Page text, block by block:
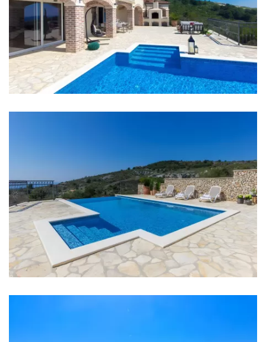
Geschäft: 3 km
Flughafen: 35 km
Autobahn: 35 km
Schlafzimmer 1: Doppelbett: 1
Schlafzimmer 2: Doppelbett: 1
Schlafzimmer 3: Doppelbett: 1, Schlafsofa: 1
Schlafzimmer 4: Einzelbett: 3